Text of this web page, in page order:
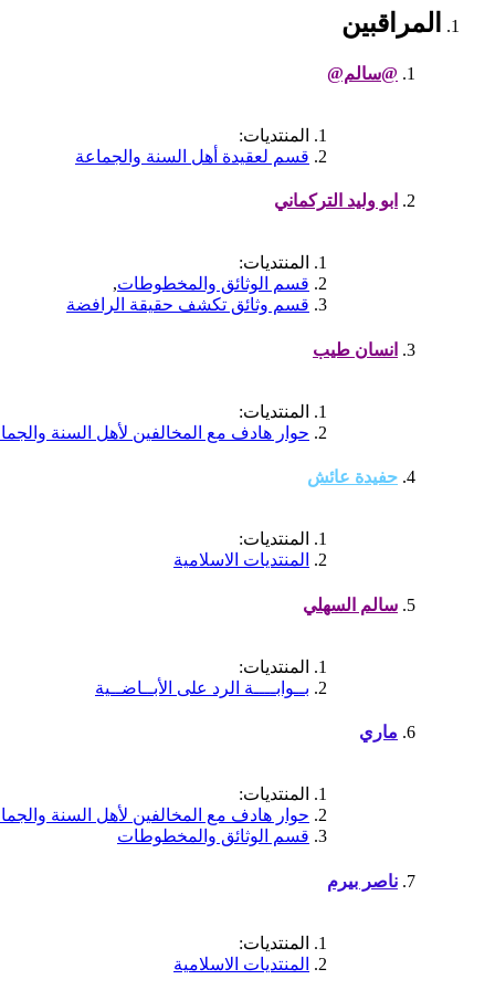
المراقبين
@سالم@
المنتديات:
قسم لعقيدة أهل السنة والجماعة
ابو وليد التركماني
المنتديات:
قسم الوثائق والمخطوطات,
قسم وثائق تكشف حقيقة الرافضة
انسان طيب
المنتديات:
حوار هادف مع المخالفين لأهل السنة
حفيدة عائش
المنتديات:
المنتديات الاسلامية
سالم السهلي
المنتديات:
بــوابــــة الرد على الأبــاضــية
ماري
المنتديات:
حوار هادف مع المخالفين لأهل السنة
قسم الوثائق والمخطوطات
ناصر بيرم
المنتديات:
المنتديات الاسلامية